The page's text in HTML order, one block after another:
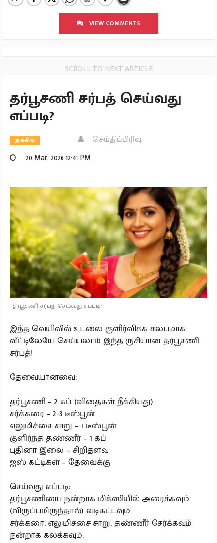
VIEW COMMENTS
SCROLL TO NEXT ARTICLE
தர்பூசணி சர்பத் செய்வது
எப்படி?
குக்கிங்
செய்திப்பிரிவு
20 Mar, 2026 12:41 PM
தர்பூசணி சர்பத் செய்வது எப்படி?
இந்த வெயிலில் உடலை குளிர்விக்க சுலபமாக
வீட்டிலேயே செய்யலாம் இந்த ருசியான தர்பூசணி
சர்பத்!
தேவையானவை:
தர்பூசணி – 2 கப் (விதைகள் நீக்கியது)
சர்க்கரை – 2-3 டீஸ்பூன்
எலுமிச்சை சாறு – 1 டீஸ்பூன்
குளிர்ந்த தண்ணீர் – 1 கப்
புதினா இலை – சிறிதளவு
ஐஸ் கட்டிகள் – தேவைக்கு
செய்வது எப்படி:
தர்பூசணியை நன்றாக மிக்ஸியில் அரைக்கவும்
(விருப்பமிருந்தால்) வடிகட்டவும்
சர்க்கரை, எலுமிச்சை சாறு, தண்ணீர் சேர்க்கவும்
நன்றாக கலக்கவும்.